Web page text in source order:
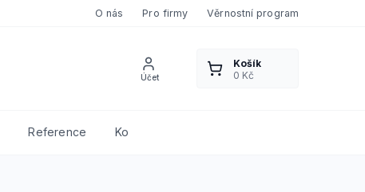
O nás Pro firmy Věrnostní program
Reference Kontakty